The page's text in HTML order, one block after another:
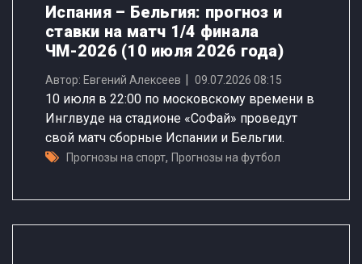
Испания – Бельгия: прогноз и
ставки на матч 1/4 финала
ЧМ-2026 (10 июля 2026 года)
Автор: Евгений Алексеев 09.07.2026 08:15
10 июля в 22:00 по московскому времени в
Инглвуде на стадионе «СоФай» проведут
свой матч сборные Испании и Бельгии.
Прогнозы на спорт, Прогнозы на футбол